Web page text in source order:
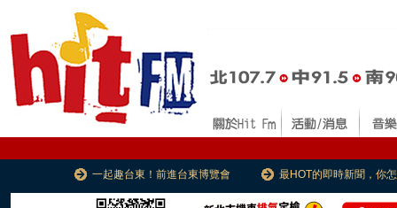
一起趣台東！前進台東博覽會 最HOT的即時新聞，你